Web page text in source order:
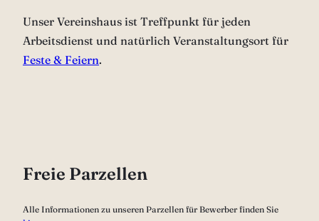
Unser Vereinshaus ist Treffpunkt für jeden
Arbeitsdienst und natürlich Veranstaltungsort für
Feste & Feiern.
Freie Parzellen
Alle Informationen zu unseren Parzellen für Bewerber finden Sie